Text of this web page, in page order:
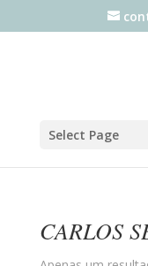
Select Page
CARLOS